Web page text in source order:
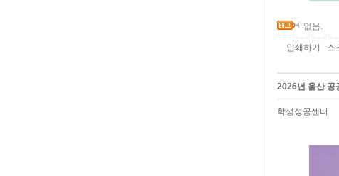
없음.
인쇄하기 스
2026년 울산 공
학생성공센터